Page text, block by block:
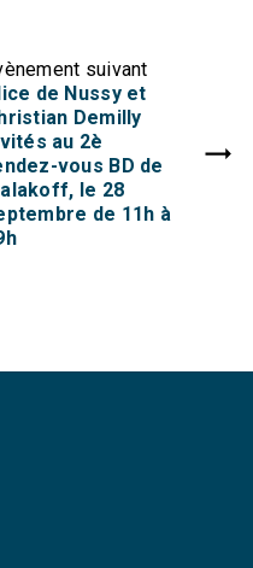
suivant
de Nussy et
Demilly
au 2è
vous BD de
le 28
de 11h à